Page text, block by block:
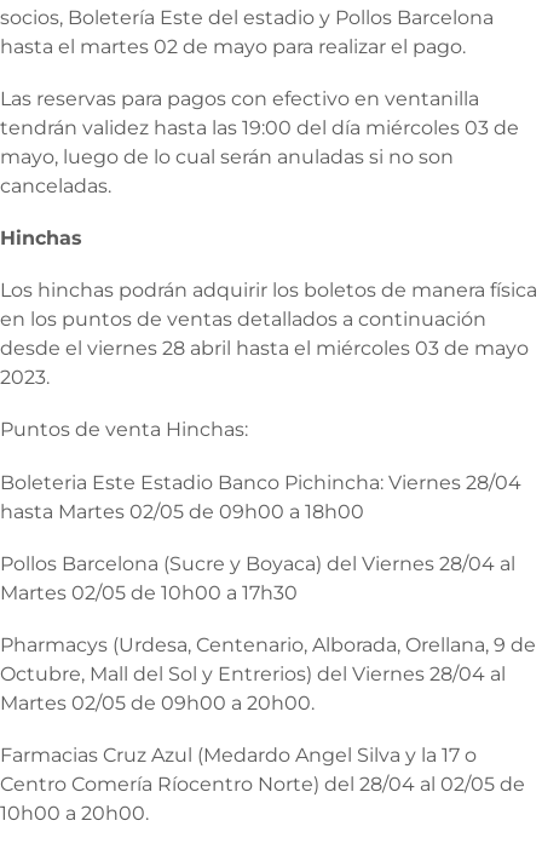
socios, Boletería Este del estadio y Pollos Barcelona
hasta el martes 02 de mayo para realizar el pago.
Las reservas para pagos con efectivo en ventanilla
tendrán validez hasta las 19:00 del día miércoles 03 de
mayo, luego de lo cual serán anuladas si no son
canceladas.
Hinchas
Los hinchas podrán adquirir los boletos de manera física
en los puntos de ventas detallados a continuación
desde el viernes 28 abril hasta el miércoles 03 de mayo
2023.
Puntos de venta Hinchas:
Boleteria Este Estadio Banco Pichincha: Viernes 28/04
hasta Martes 02/05 de 09h00 a 18h00
Pollos Barcelona (Sucre y Boyaca) del Viernes 28/04 al
Martes 02/05 de 10h00 a 17h30
Pharmacys (Urdesa, Centenario, Alborada, Orellana, 9 de
Octubre, Mall del Sol y Entrerios) del Viernes 28/04 al
Martes 02/05 de 09h00 a 20h00.
Farmacias Cruz Azul (Medardo Angel Silva y la 17 o
Centro Comería Ríocentro Norte) del 28/04 al 02/05 de
10h00 a 20h00.